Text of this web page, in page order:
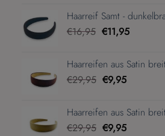
€22,95
ist:
€11,95.
Haarreif Samt -
€16,95 Ursprünglicher
€16,95
€11,95Aktueller
€11,95.
Haarreifen aus Satin
€29,95 Ursprünglicher
€29,95
€9,95Aktueller
€9,95.
Haarreifen aus Satin
€29,95 Ursprünglicher
€9,95Aktueller